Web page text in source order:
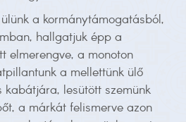
a kormánytámogatásból,
hallgatjuk épp a
elmerengve, a monoton
a mellettünk ülő
lesütött szemünk
a márkát felismerve azon